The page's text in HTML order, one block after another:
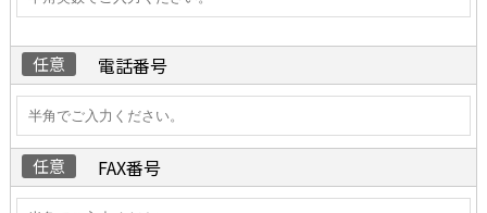
任意 電話番号
任意 FAX番号